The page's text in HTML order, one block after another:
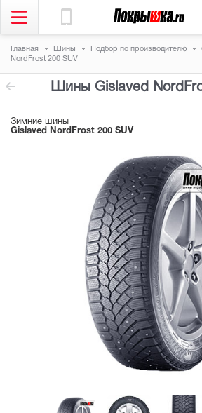
Главная Шины Подбор по производителю
NordFrost 200 SUV
Шины Gislaved
Зимние шины
Gislaved NordFrost 200 SUV